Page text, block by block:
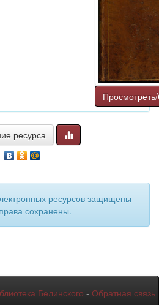
ресурса
ресурсов защищены
сохранены.
Белинского - Обратная связь